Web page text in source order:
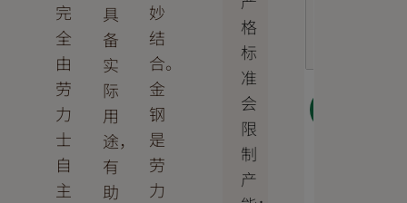
完
全
由
劳
力
士
自
主
具
备
实
际
用
途，
有
助
妙
结
合。
金
钢
是
劳
力
格
标
准
会
限
制
产